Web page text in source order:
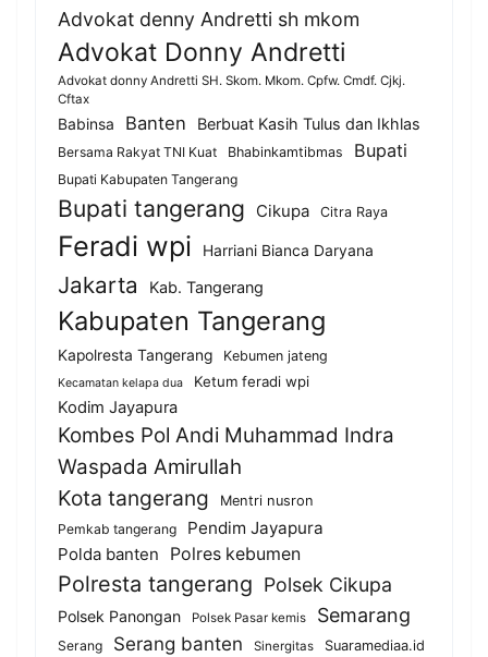
Advokat denny Andretti sh mkom
Advokat Donny Andretti
Advokat donny Andretti SH. Skom. Mkom. Cpfw. Cmdf. Cjkj.
Cftax
Babinsa Banten Berbuat Kasih Tulus dan Ikhlas
Bersama Rakyat TNI Kuat Bhabinkamtibmas Bupati
Bupati Kabupaten Tangerang
Bupati tangerang Cikupa Citra Raya
Feradi wpi Harriani Bianca Daryana
Jakarta Kab. Tangerang
Kabupaten Tangerang
Kapolresta Tangerang Kebumen jateng
Kecamatan kelapa dua Ketum feradi wpi
Kodim Jayapura
Kombes Pol Andi Muhammad Indra
Waspada Amirullah
Kota tangerang
Mentri nusron
Pemkab tangerang
Pendim Jayapura
Polda banten
Polres kebumen
Polresta tangerang Polsek Cikupa
Polsek Panongan Polsek Pasar kemis Semarang
Serang Serang banten Sinergitas Suaramediaa.id